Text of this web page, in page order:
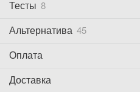
Тесты 8
Альтернатива 45
Оплата
Доставка